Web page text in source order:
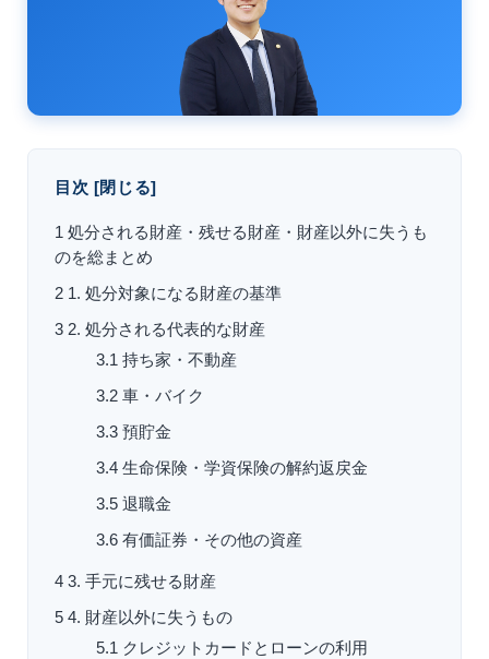
目次 [閉じる]
1 処分される財産・残せる財産・財産以外に失うも
のを総まとめ
2 1. 処分対象になる財産の基準
3 2. 処分される代表的な財産
3.1 持ち家・不動産
3.2 車・バイク
3.3 預貯金
3.4 生命保険・学資保険の解約返戻金
3.5 退職金
3.6 有価証券・その他の資産
4 3. 手元に残せる財産
5 4. 財産以外に失うもの
5.1 クレジットカードとローンの利用